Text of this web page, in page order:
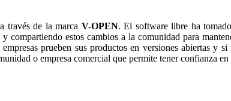
través de la marca V-OPEN. El software libre ha
estos cambios a la comunidad para
prueben sus productos en versiones abiertas y si
o empresa comercial que permite tener confianza